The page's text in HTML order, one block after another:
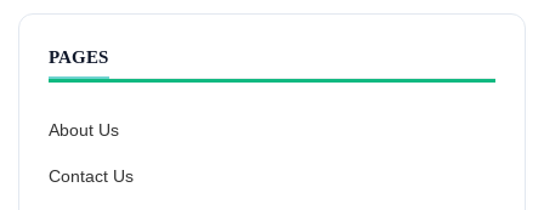
PAGES
About Us
Contact Us